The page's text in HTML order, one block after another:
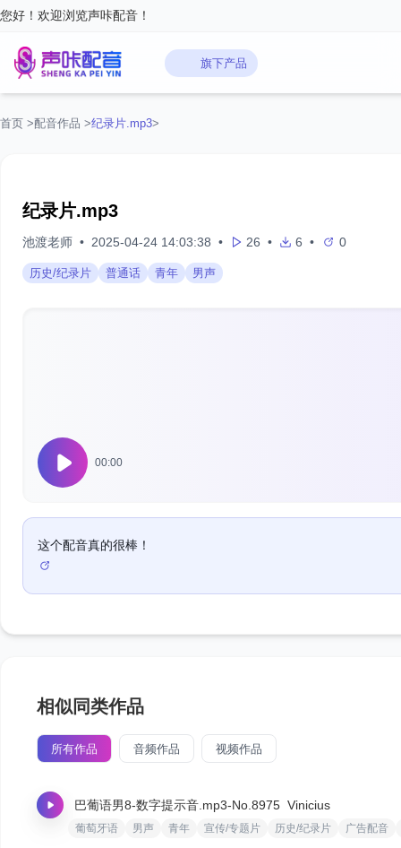
您好！欢迎浏览声咔配音！
旗下产品
首页 >配音作品 >纪录片.mp3>
纪录片.mp3
池渡老师 • 2025-04-24 14:03:38 • 26 • 6 • 0
历史/纪录片 普通话 青年 男声
00:00
这个配音真的很棒！
相似同类作品
所有作品 音频作品 视频作品
巴葡语男8-数字提示音.mp3-No.8975 Vinicius
葡萄牙语 男声 青年 宣传/专题片 历史/纪录片 广告配音